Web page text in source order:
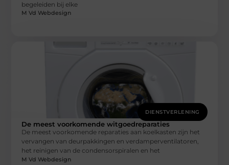
begeleiden bij elke
M Vd Webdesign
DIENSTVERLENING
De meest voorkomende witgoedreparaties
De meest voorkomende reparaties aan koelkasten zijn het
vervangen van deurpakkingen en verdamperventilatoren,
het reinigen van de condensorspiralen en het
M Vd Webdesign